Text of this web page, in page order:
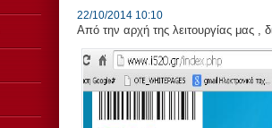
22/10/2014 10:10
Από την αρχή της λειτουργίας μας